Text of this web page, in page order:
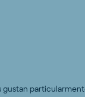
gustan